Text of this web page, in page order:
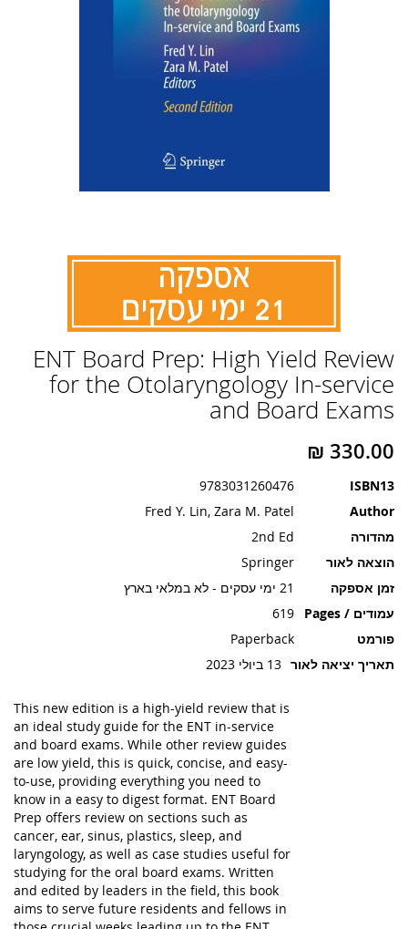
ENT Board Prep: High Yield Review
for the Otolaryngology In-service
and Board Exams
ISBN13
9783031260476
Author
Fred Y. Lin, Zara M. Patel
מהדורה
2nd Ed
הוצאה לאור
Springer
זמן אספקה
21 ימי עסקים - לא במלאי בארץ
עמודים / Pages
619
פורמט
Paperback
תאריך יציאה לאור 13 ביולי 2023
This new edition is a high-yield review that is
an ideal study guide for the ENT in-service
and board exams. While other review guides
are low yield, this is quick, concise, and easy-
to-use, providing everything you need to
know in a easy to digest format. ENT Board
Prep offers review on sections such as
cancer, ear, sinus, plastics, sleep, and
laryngology, as well as case studies useful for
studying for the oral board exams. Written
and edited by leaders in the field, this book
aims to serve future residents and fellows in
להתחלה
של
גלריית
תמונות